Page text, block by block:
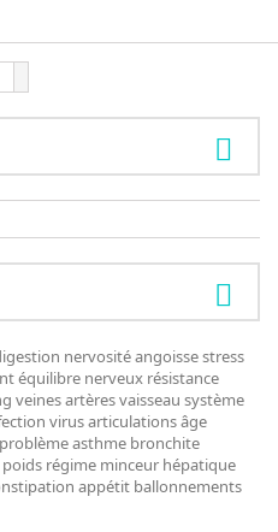
nervositéangoissestress
équilibre nerveux résistance
veinesartèresvaisseau système
virusarticulationsâge
problèmeasthme bronchite
poids régime minceur hépatique
appétit ballonnements